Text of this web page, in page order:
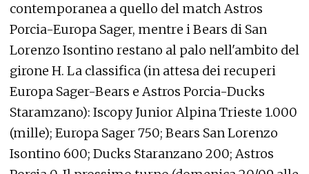
contemporanea a quello del match Astros
Porcia-Europa Sager, mentre i Bears di San
Lorenzo Isontino restano al palo nell'ambito del
girone H. La classifica (in attesa dei recuperi
Europa Sager-Bears e Astros Porcia-Ducks
Staramzano): Iscopy Junior Alpina Trieste 1.000
(mille); Europa Sager 750; Bears San Lorenzo
Isontino 600; Ducks Staranzano 200; Astros